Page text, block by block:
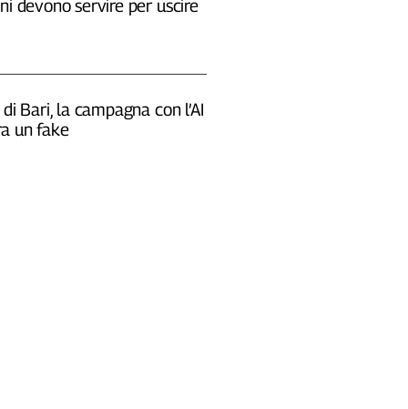
devono servire per uscire
Bari, la campagna con l’AI
un fake